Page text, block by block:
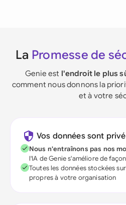
La Promesse de
Genie est l'endroit le plus
comment nous donnons la
et à votre
Vos données sont
Nous n'entraînons pas nos
l'IA de Genie s'améliore de
Toutes les données stockées
propres à votre organisation